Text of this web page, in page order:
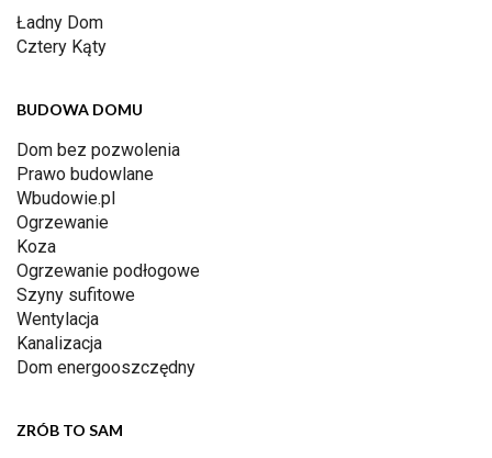
Ładny Dom
Cztery Kąty
BUDOWA DOMU
Dom bez pozwolenia
Prawo budowlane
Wbudowie.pl
Ogrzewanie
Koza
Ogrzewanie podłogowe
Szyny sufitowe
Wentylacja
Kanalizacja
Dom energooszczędny
ZRÓB TO SAM